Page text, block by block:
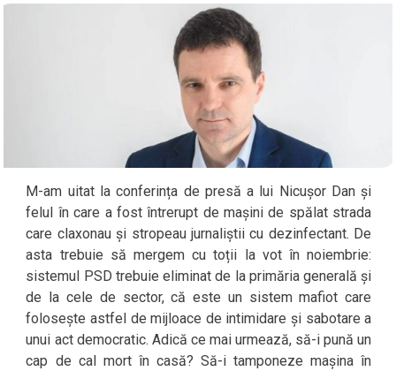
M-am uitat la conferința de presă a lui Nicușor Dan și
felul în care a fost întrerupt de mașini de spălat strada
care claxonau și stropeau jurnaliștii cu dezinfectant. De
asta trebuie să mergem cu toții la vot în noiembrie:
sistemul PSD trebuie eliminat de la primăria generală și
de la cele de sector, că este un sistem mafiot care
folosește astfel de mijloace de intimidare și sabotare a
unui act democratic. Adică ce mai urmează, să-i pună un
cap de cal mort în casă? Să-i tamponeze mașina în